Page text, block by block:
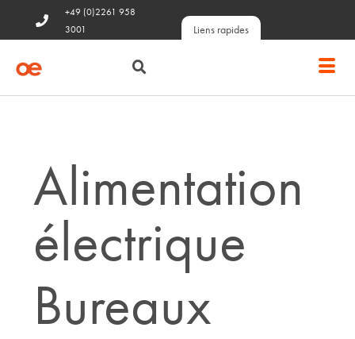
+49 (0)2261 958
3001
Liens rapides
Alimentation
électrique
Bureaux